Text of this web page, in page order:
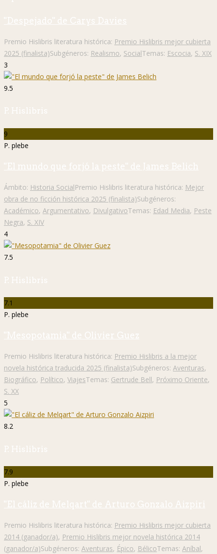
"Despejado" de Carys Davies
Premio Hislibris literatura histórica: Premio Hislibris mejor cubierta
2025 (finalista)Subgéneros: Realismo, SocialTemas: Escocia, S. XIX
3
9.5
P. Hislibris
9
P. plebe
"El mundo que forjó la peste" de James Belich
Ámbito: Historia SocialPremio Hislibris literatura histórica: Mejor
obra de no ficción histórica 2025 (finalista)Subgéneros:
Académico, Argumentativo, DivulgativoTemas: Edad Media, Peste
Negra, S. XIV
4
7.5
P. Hislibris
7.1
P. plebe
"Mesopotamia" de Olivier Guez
Premio Hislibris literatura histórica: Premio Hislibris a la mejor
novela histórica traducida 2025 (finalista)Subgéneros: Aventuras,
Biográfico, Político, ViajesTemas: Gertrude Bell, Próximo Oriente,
S. XX
5
8.2
P. Hislibris
7.9
P. plebe
"El cáliz de Melqart" de Arturo Gonzalo Aizpiri
Premio Hislibris literatura histórica: Premio Hislibris mejor cubierta
2014 (ganador/a), Premio Hislibris mejor novela histórica 2014
(ganador/a)Subgéneros: Aventuras, Épico, BélicoTemas: Aníbal,